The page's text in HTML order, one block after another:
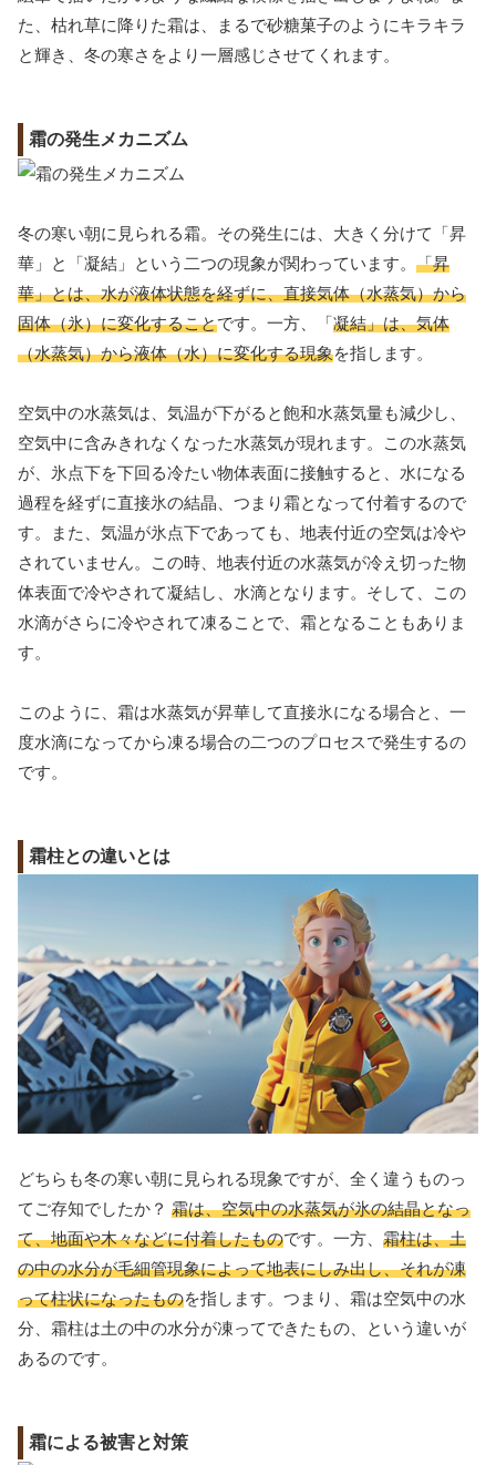
た、枯れ草に降りた霜は、まるで砂糖菓子のようにキラキラ
と輝き、冬の寒さをより一層感じさせてくれます。
霜の発生メカニズム
冬の寒い朝に見られる霜。その発生には、大きく分けて「昇
華」と「凝結」という二つの現象が関わっています。 「昇
華」とは、水が液体状態を経ずに、直接気体（水蒸気）から
固体（氷）に変化することです。一方、「凝結」は、気体
（水蒸気）から液体（水）に変化する現象を指します。
空気中の水蒸気は、気温が下がると飽和水蒸気量も減少し、
空気中に含みきれなくなった水蒸気が現れます。この水蒸気
が、氷点下を下回る冷たい物体表面に接触すると、水になる
過程を経ずに直接氷の結晶、つまり霜となって付着するので
す。また、気温が氷点下であっても、地表付近の空気は冷や
されていません。この時、地表付近の水蒸気が冷え切った物
体表面で冷やされて凝結し、水滴となります。そして、この
水滴がさらに冷やされて凍ることで、霜となることもありま
す。
このように、霜は水蒸気が昇華して直接氷になる場合と、一
度水滴になってから凍る場合の二つのプロセスで発生するの
です。
霜柱との違いとは
どちらも冬の寒い朝に見られる現象ですが、全く違うものっ
てご存知でしたか？ 霜は、空気中の水蒸気が氷の結晶となっ
て、地面や木々などに付着したものです。一方、 霜柱は、土
の中の水分が毛細管現象によって地表にしみ出し、それが凍
って柱状になったものを指します。つまり、霜は空気中の水
分、霜柱は土の中の水分が凍ってできたもの、という違いが
あるのです。
霜による被害と対策